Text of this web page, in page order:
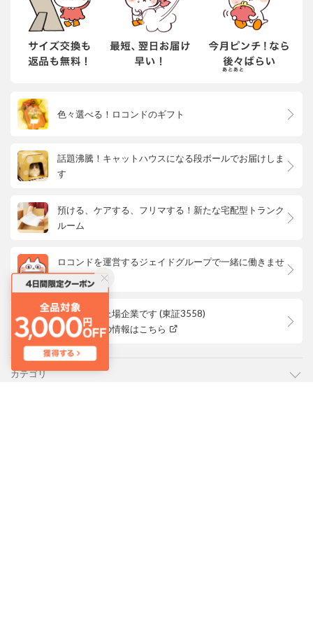
色々選べる！ロコンドのギフト
話題沸騰！キャットハウスになる段ボールでお届けしま
す
預ける、ケアする、フリマする！新たな宅配型トランク
ルーム
ロコンドを運営するジェイドグループで一緒に働きませ
んか？
ロコンドは上場企業です (東証3558)
株主優待等の情報はこちら
カテゴリ